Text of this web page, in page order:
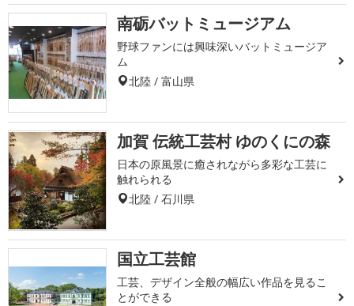
南砺バットミュージアム
野球ファンには興味深いバットミュージア
ム
北陸 / 富山県
加賀 伝統工芸村 ゆのくにの森
日本の原風景に癒されながら多彩な工芸に
触れられる
北陸 / 石川県
国立工芸館
工芸、デザイン全般の幅広い作品を見るこ
とができる